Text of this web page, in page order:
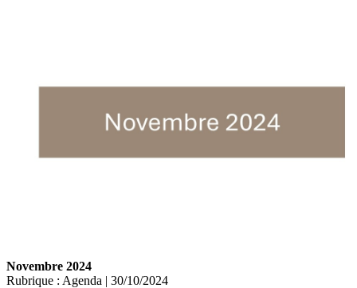
Novembre 2024
Rubrique : Agenda | 30/10/2024